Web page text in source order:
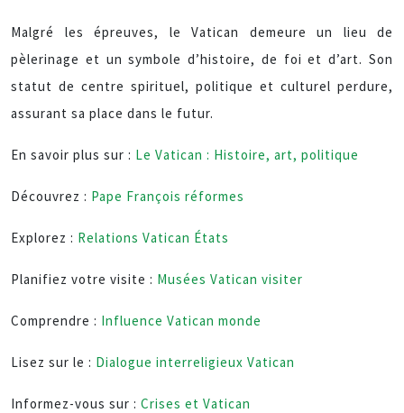
Malgré les épreuves, le Vatican demeure un lieu de
pèlerinage et un symbole d’histoire, de foi et d’art. Son
statut de centre spirituel, politique et culturel perdure,
assurant sa place dans le futur.
En savoir plus sur : Le Vatican : Histoire, art, politique
Découvrez : Pape François réformes
Explorez : Relations Vatican États
Planifiez votre visite : Musées Vatican visiter
Comprendre : Influence Vatican monde
Lisez sur le : Dialogue interreligieux Vatican
Informez-vous sur : Crises et Vatican